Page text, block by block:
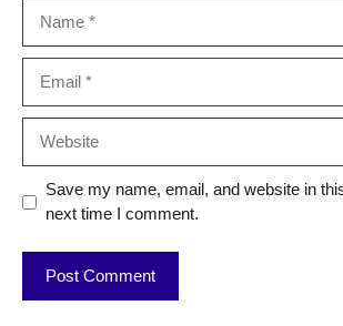
Save my name, email, and website in
next time I comment.